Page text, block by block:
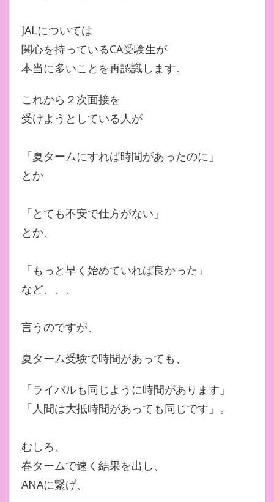
JALについては
関心を持っているCA受験生が
本当に多いことを再認識します。
これから２次面接を
受けようとしている人が
「夏タームにすれば時間があったのに」
とか
「とても不安で仕方がない」
とか、
「もっと早く始めていれば良かった」
など、、、
言うのですが、
夏ターム受験で時間があっても、
「ライバルも同じように時間があります」
「人間は大抵時間があっても同じです」。
むしろ、
春タームで速く結果を出し、
ANAに繋げ、